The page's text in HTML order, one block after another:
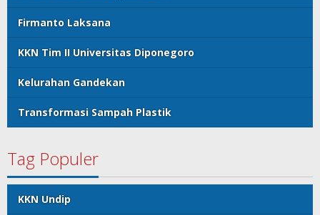
Firmanto Laksana
KKN Tim II Universitas Diponegoro
Kelurahan Gandekan
Transformasi Sampah Plastik
Tag Populer
KKN Undip